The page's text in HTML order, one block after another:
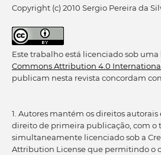
Copyright (c) 2010 Sergio Pereira da
Este trabalho está licenciado sob uma
Commons Attribution 4.0
publicam nesta revista concordam
1. Autores mantém os direitos
direito de primeira publicação, com o
simultaneamente licenciado sob a
Attribution License que permitindo o